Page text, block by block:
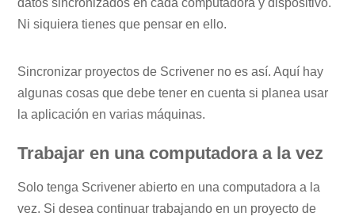
datos sincronizados en cada computadora y dispositivo.
Ni siquiera tienes que pensar en ello.
Sincronizar proyectos de Scrivener no es así. Aquí hay
algunas cosas que debe tener en cuenta si planea usar
la aplicación en varias máquinas.
Trabajar en una computadora a la vez
Solo tenga Scrivener abierto en una computadora a la
vez. Si desea continuar trabajando en un proyecto de